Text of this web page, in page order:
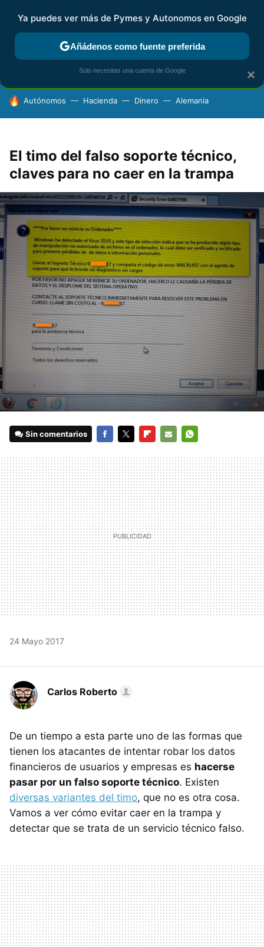
FISCALIDAD Y CONTABILIDAD KIT DIGITAL RENTA
HOY SE HABLA DE
Autónomos Hacienda Dinero Alemania
El timo del falso soporte técnico,
claves para no caer en la trampa
Sin comentarios
MAIL
24 Mayo 2017
Carlos Roberto
De un tiempo a esta parte uno de las formas que
tienen los atacantes de intentar robar los datos
financieros de usuarios y empresas es hacerse
pasar por un falso soporte técnico. Existen
diversas variantes del timo, que no es otra cosa.
Vamos a ver cómo evitar caer en la trampa y
detectar que se trata de un servicio técnico falso.
×
Ya puedes ver más de Pymes y Autonomos en Google
Añádenos como fuente preferida
Solo necesitas una cuenta de Google